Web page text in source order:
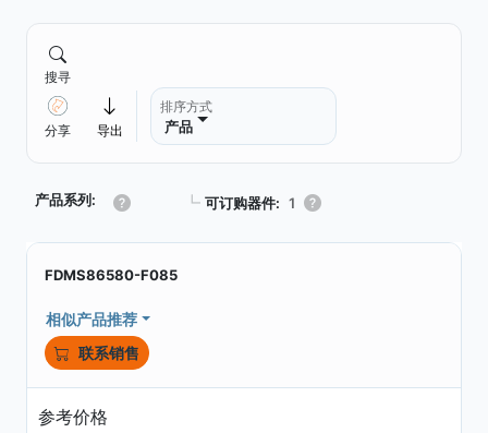
搜寻
分享 导出
排序方式
产品
产品系列: ┗ 可订购器件: 1
FDMS86580-F085
相似产品推荐
联系销售
参考价格